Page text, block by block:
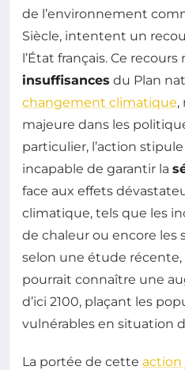
de l’environnement
Siècle, intentent un
l’État français. Ce
insuffisances du Plan
changement climatique,
majeure dans les
particulier, l’action
incapable de garantir la
face aux effets
climatique, tels que les
de chaleur ou encore les
selon une étude récente,
pourrait connaître une
d’ici 2100, plaçant les
vulnérables en situation
La portée de cette action